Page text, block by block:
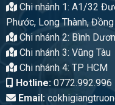
Chi nhánh 1: A1/32
Phước, Long Thành,
Chi nhánh 2: Bình
Chi nhánh 3: Vũng Tàu
Chi nhánh 4: TP HCM
Hotline:0772.992.996
Email: